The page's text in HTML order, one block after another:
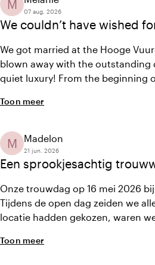
We couldn’t have wished
M 07 aug. 2026
We got married at the Hooge
blown away with the outstanding
quiet luxury! From the beginning
had. The collaboration and
Toon meer
Een sprookjesachtig
M Madelon
21 jun. 2026
Onze trouwdag op 16 mei 2026
Tijdens de open dag zeiden we
locatie hadden gekozen, waren
zelfs beide een traantje omdat
Toon meer